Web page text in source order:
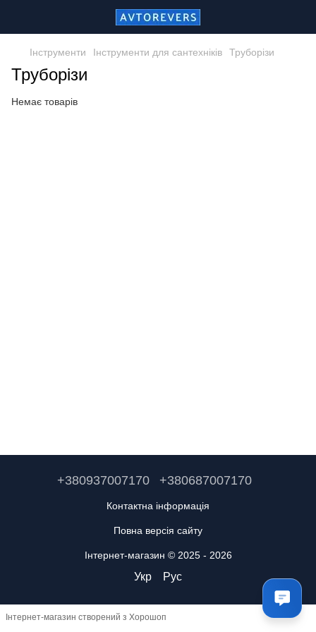
Інструменти Інструменти для сантехніків Труборізи
Труборізи
Немає товарів
+380937007170 +380687007170
Контактна інформація
Повна версія сайту
Інтернет-магазин © 2025 - 2026
Укр Рус
Інтернет-магазин створений з Хорошоп